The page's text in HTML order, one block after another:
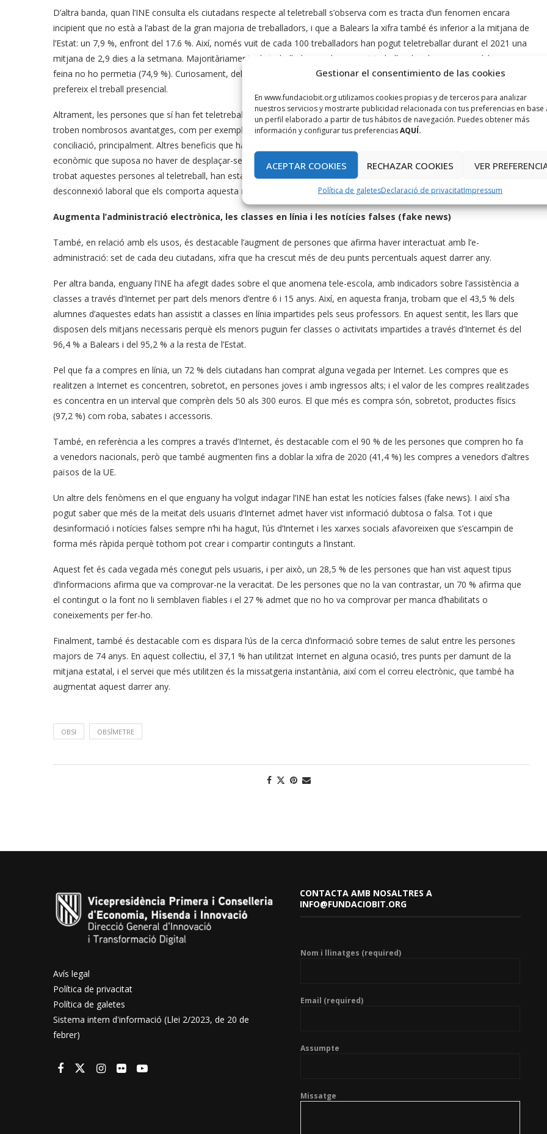
Gestionar el consentimiento de las cookies
En www.fundaciobit.org utilizamos cookies propias y de terceros para analizar
nuestros servicios y mostrarte publicidad relacionada con tus preferencias en base
un perfil elaborado a partir de tus hábitos de navegación. Puedes obtener más
información y configurar tus preferenciasAQUÍ.
ACEPTAR COOKIES RECHAZAR COOKIES VER
Política de galetesDeclaració de privacitatImpressum
D’altra banda, quan l’INE consulta els ciutadans respecte al teletreball s’observa com es tracta d’un fenomen encara
incipient que no està a l’abast de la gran majoria de treballadors, i que a Balears la xifra també és inferior a la mitjana de
l’Estat: un 7,9 %, enfront del 17.6 %. Així, només vuit de cada 100 treballadors han pogut teletreballar durant el 2021 una
mitjana de 2,9 dies a la setmana. Majoritàriament, els treballadors no han pogut treballar des de casa perquè la seva
feina no ho permetia (74,9 %). Curiosament, dels treballadors que no han teletreballat, un 75 % ha manifestat que
prefereix el treball presencial.
Altrament, les persones que sí han fet teletreball declaren que preferirien fer-ne més dies de mitjana (3,3 dies) i que hi
troben nombrosos avantatges, com per exemple: l’estalvi de temps, el fet d’evitar desplaçaments, la comoditat i la
conciliació, principalment. Altres beneficis que han vist aquests treballadors són, també, la gestió del temps i l’estalvi
econòmic que suposa no haver de desplaçar-se fins al lloc de feina. I d’altra banda, els principals inconvenients que han
trobat aquestes persones al teletreball, han estat: la manca de contacte social amb els companys de feina i la manca de
desconnexió laboral que els comporta aquesta modalitat.
Augmenta l’administració electrònica, les classes en línia i les notícies falses (fake news)
També, en relació amb els usos, és destacable l’augment de persones que afirma haver interactuat amb l’e-
administració: set de cada deu ciutadans, xifra que ha crescut més de deu punts percentuals aquest darrer any.
Per altra banda, enguany l’INE ha afegit dades sobre el que anomena tele-escola, amb indicadors sobre l’assistència a
classes a través d’Internet per part dels menors d’entre 6 i 15 anys. Així, en aquesta franja, trobam que el 43,5 % dels
alumnes d’aquestes edats han assistit a classes en línia impartides pels seus professors. En aquest sentit, les llars que
disposen dels mitjans necessaris perquè els menors puguin fer classes o activitats impartides a través d’Internet és del
96,4 % a Balears i del 95,2 % a la resta de l’Estat.
Pel que fa a compres en línia, un 72 % dels ciutadans han comprat alguna vegada per Internet. Les compres que es
realitzen a Internet es concentren, sobretot, en persones joves i amb ingressos alts; i el valor de les compres realitzades
es concentra en un interval que comprèn dels 50 als 300 euros. El que més es compra són, sobretot, productes físics
(97,2 %) com roba, sabates i accessoris.
També, en referència a les compres a través d’Internet, és destacable com el 90 % de les persones que compren ho fa
a venedors nacionals, però que també augmenten fins a doblar la xifra de 2020 (41,4 %) les compres a venedors d’altres
països de la UE.
Un altre dels fenòmens en el que enguany ha volgut indagar l’INE han estat les notícies falses (fake news). I així s’ha
pogut saber que més de la meitat dels usuaris d’Internet admet haver vist informació dubtosa o falsa. Tot i que
desinformació i notícies falses sempre n’hi ha hagut, l’ús d’Internet i les xarxes socials afavoreixen que s’escampin de
forma més ràpida perquè tothom pot crear i compartir continguts a l’instant.
Aquest fet és cada vegada més conegut pels usuaris, i per això, un 28,5 % de les persones que han vist aquest tipus
d’informacions afirma que va comprovar-ne la veracitat. De les persones que no la van contrastar, un 70 % afirma que
el contingut o la font no li semblaven fiables i el 27 % admet que no ho va comprovar per manca d’habilitats o
coneixements per fer-ho.
Finalment, també és destacable com es dispara l’ús de la cerca d’informació sobre temes de salut entre les persones
majors de 74 anys. En aquest col·lectiu, el 37,1 % han utilitzat Internet en alguna ocasió, tres punts per damunt de la
mitjana estatal, i el servei que més utilitzen és la missatgeria instantània, així com el correu electrònic, que també ha
augmentat aquest darrer any.
OBSI OBSÍMETRE
Avís legal
Política de privacitat
Política de galetes
Sistema intern d'informació (Llei 2/2023, de 20 de
febrer)
CONTACTA AMB NOSALTRES A
INFO@FUNDACIOBIT.ORG
Nom i llinatges (required)
Email (required)
Assumpte
Missatge